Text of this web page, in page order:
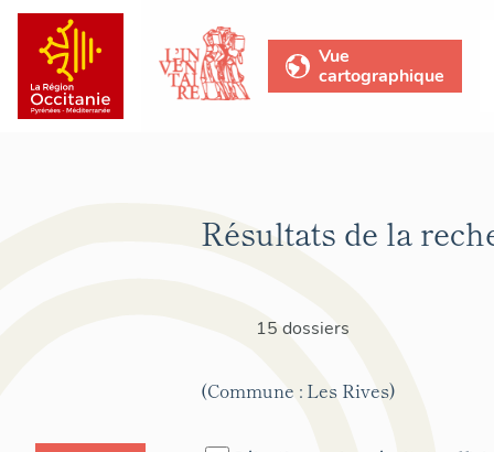
Vue
cartographique
Résultats de la
15 dossiers
(Commune : Les Rives)